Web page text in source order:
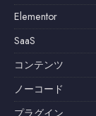
Elementor
SaaS
コンテンツ
ノーコード
プラグイン